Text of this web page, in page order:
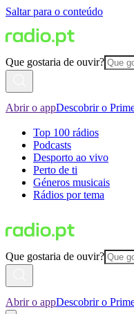
Saltar para o conteúdo
Que gostaria de ouvir?
Abrir o appDescobrir o
Top 100 rádios
Podcasts
Desporto ao vivo
Perto de ti
Géneros musicais
Rádios por tema
Que gostaria de ouvir?
Abrir o appDescobrir o